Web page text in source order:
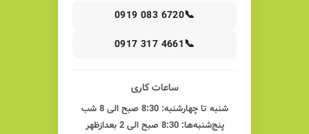
📞
0919 083 6720
📞
0917 317 4661
ساعات کاری
شنبه تا چهارشنبه: 8:30 صبح الی 8 شب
پنج‌شنبه‌ها: 8:30 صبح الی 2 بعدازظهر